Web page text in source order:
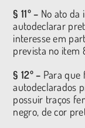
§ 11º – No ato da
autodeclarar
interesse em
prevista no item
§ 12º – Para que
autodeclarados
possuir traços
negro, de cor